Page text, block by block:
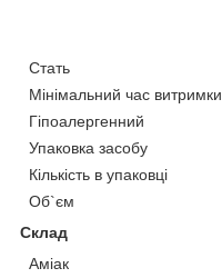
Стать
Мінімальний час витримки
Гіпоалергенний
Упаковка засобу
Кількість в упаковці
Об`єм
Склад
Аміак